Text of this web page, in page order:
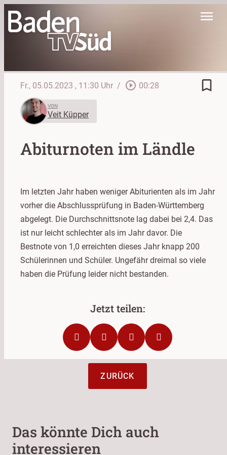
menu
Fr., 05.05.2023 , 11:30 Uhr / play_circle_outline 00:28 bookmark_border
VON
Veit Küpper
Abiturnoten im Ländle
Im letzten Jahr haben weniger Abiturienten als im Jahr
vorher die Abschlussprüfung in Baden-Württemberg
abgelegt. Die Durchschnittsnote lag dabei bei 2,4. Das
ist nur leicht schlechter als im Jahr davor. Die
Bestnote von 1,0 erreichten dieses Jahr knapp 200
Schülerinnen und Schüler. Ungefähr dreimal so viele
haben die Prüfung leider nicht bestanden.
ZURÜCK
Das könnte Dich auch
interessieren